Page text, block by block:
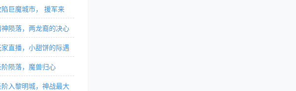
巨魔城市， 援军来
陨落，两龙裔的决心
直播，小甜饼的际遇
陨落，魔兽归心
入黎明城，神战最大